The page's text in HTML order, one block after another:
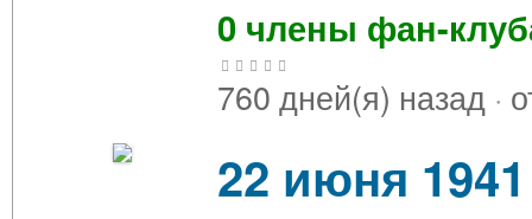
0 члены фан-
760 дней(я) назад ·
22 июня